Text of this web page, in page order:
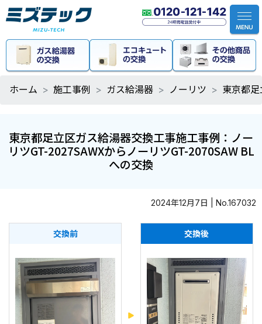
ホーム 施工事例 ガス給湯器 ノーリツ 東京都
東京都足立区ガス給湯器交換工事施工事例：ノー
リツGT-2027SAWXからノーリツGT-2070SAW BL
への交換
2024年12月7日 | No.167032
交換前 交換後